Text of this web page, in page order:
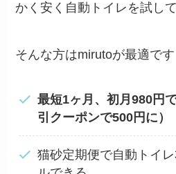
かく安く自動トイレを試して
そんな方はmirutoが最適です
最短1ヶ月、初月980円
引クーポンで500円に）
猫砂定期便で自動トイ